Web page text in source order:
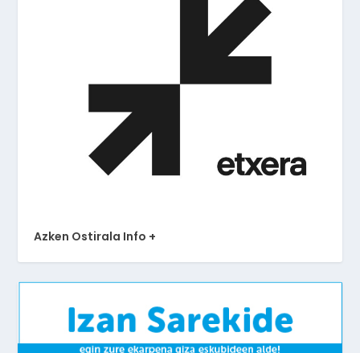
Azken Ostirala Info +